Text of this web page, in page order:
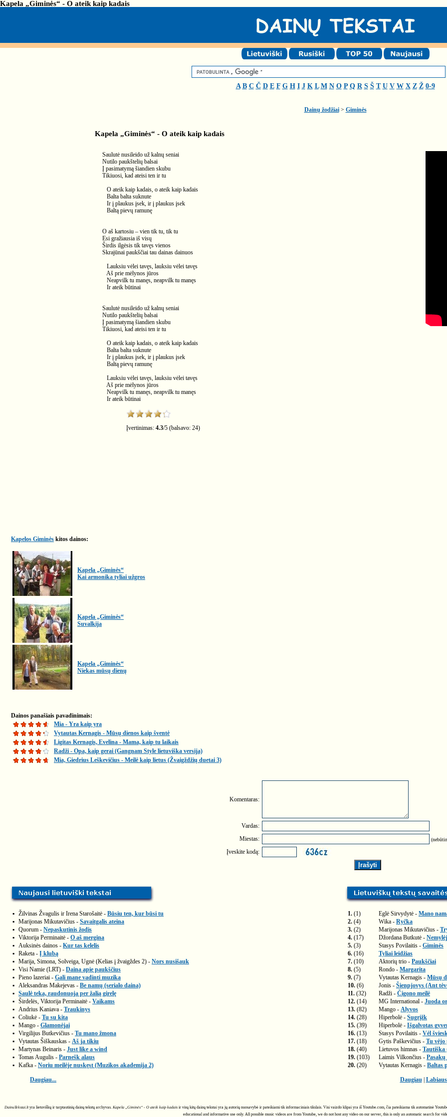
Kapela „Giminės“ - O ateik kaip kadais
A B C Č D E F G H I J K L M N O P Q R S Š T U V W X Z Ž 0-9
Dainų žodžiai> Giminės
Kapela „Giminės“ - O ateik kaip kadais
Saulutė nusileido už kalnų seniai
Nutilo paukštelių balsai
Į pasimatymą šiandien skubu
Tikiuosi, kad ateisi ten ir tu
O ateik kaip kadais, o ateik kaip kadais
Balta balta suknute
Ir į plaukus įsek, ir į plaukus įsek
Baltą pievų ramunę
O aš kartosiu – vien tik tu, tik tu
Esi gražiausia iš visų
Širdis ilgėsis tik tavęs vienos
Skrajūnai paukščiai tau dainas dainuos
Lauksiu vėlei tavęs, lauksiu vėlei tavęs
Aš prie mėlynos jūros
Neapvilk tu manęs, neapvilk tu manęs
Ir ateik būtinai
Saulutė nusileido už kalnų seniai
Nutilo paukštelių balsai
Į pasimatymą šiandien skubu
Tikiuosi, kad ateisi ten ir tu
O ateik kaip kadais, o ateik kaip kadais
Balta balta suknute
Ir į plaukus įsek, ir į plaukus įsek
Baltą pievų ramunę
Lauksiu vėlei tavęs, lauksiu vėlei tavęs
Aš prie mėlynos jūros
Neapvilk tu manęs, neapvilk tu manęs
Ir ateik būtinai
Įvertinimas: 4.3/5 (balsavo: 24)
Kapelos Giminės kitos dainos:
Kapela „Giminės“
Kai armonika tyliai užgros
Kapela „Giminės“
Suvalkija
Kapela „Giminės“
Niekas mūsų dienų
Dainos panašiais pavadinimais:
Mia - Yra kaip yra
Vytautas Kernagis - Mūsų dienos kaip šventė
Ligitas Kernagis, Evelina - Mama, kaip tu laikais
Radži - Opa, kaip gerai (Gangnam Style lietuviška versija)
Mia, Giedrius Leškevičius - Meilė kaip lietus (Žvaigždžių duetai 3)
Komentaras:
Vardas:
Miestas:
Įveskite kodą:
▪ Žilvinas Žvagulis ir Irena Starošaitė - Būsiu ten, kur būsi tu
▪ Marijonas Mikutavičius - Savaitgalis ateina
▪ Quorum - Nepaskutinis žodis
▪ Viktorija Perminaitė - O aš mergina
▪ Auksinės dainos - Kur tas kelelis
▪ Raketa - Į klubą
▪ Marija, Simona, Solveiga, Ugnė (Kelias į žvaigždes 2) - Nors nusišauk
▪ Visi Namie (LRT) - Daina apie paukščius
▪ Pieno lazeriai - Gali mane vadinti muzika
▪ Aleksandras Makejevas - Be namų (serialo daina)
▪ Saulė teka, raudonuoja per žalią girelę
▪ Širdelės, Viktorija Perminaitė - Vaikams
▪ Andrius Kaniava - Traukinys
▪ Coliukė - Tu su kita
▪ Mango - Glamonėjai
▪ Virgilijus Butkevičius - Tu mano žmona
▪ Vytautas Šiškauskas - Aš ja tikiu
▪ Martynas Beinaris - Just like a wind
▪ Tomas Augulis - Parnešk alaus
▪ Kafka - Noriu meilėje nuskęst (Muzikos akademija 2)
Daugiau...
1. (1) Eglė Sirvydytė - Mano
2. (4) Wika - Ryčka
3. (2) Marijonas Mikutavičius -
4. (17) Džordana Butkutė -
5. (3) Stasys Povilaitis - Giminės
6. (16)
Tyliai leidžias
7. (10) Aktorių trio - Paukščiai
8. (5) Rondo - Margarita
9. (7) Vytautas Kernagis - Mūsų
10. (6) Jonis - Šienpjovys (Ant
11. (32) Radži - Čigono meilė
12. (14) MG International - Juoda
13. (82) Mango - Alyvos
14. (28) Hiperbolė - Sugrįžk
15. (39) Hiperbolė - Išgalvotas
16. (13) Stasys Povilaitis - Vėl
17. (18) Gytis Paškevičius - Tu vėjo
18. (40) Lietuvos himnas - Tautiška
19. (103) Laimis Vilkončius - Pasakų
20. (20) Vytautas Kernagis - Baltas
Daugiau|
DainuTekstai.ltyra lietuviškų ir tarptautinių dainų tekstų archyvas. Kapela „Giminės“ - O ateik kaip kadaisir visų kitų dainų tekstai yra jų autorių nuosavybė ir pateikiami tik informaciniais tikslais. Visi vaizdo klipai yra iš Youtube.com, čia pateikiama tik automatinė
educational and informative use only. All possible music videos are from Youtube, we do not host any video on our server, this is only an automatic search for